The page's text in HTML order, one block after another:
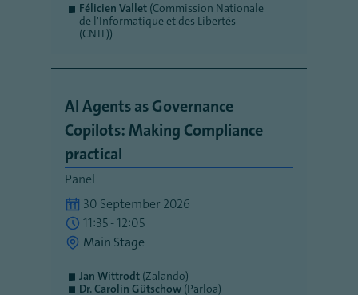
Félicien Vallet (Commission Nationale
de l'Informatique et des Libertés
(CNIL))
AI Agents as Governance
Copilots: Making Compliance
practical
Panel
30 September 2026
11:35 - 12:05
Main Stage
Jan Wittrodt (Zalando)
Dr. Carolin Gütschow (Parloa)